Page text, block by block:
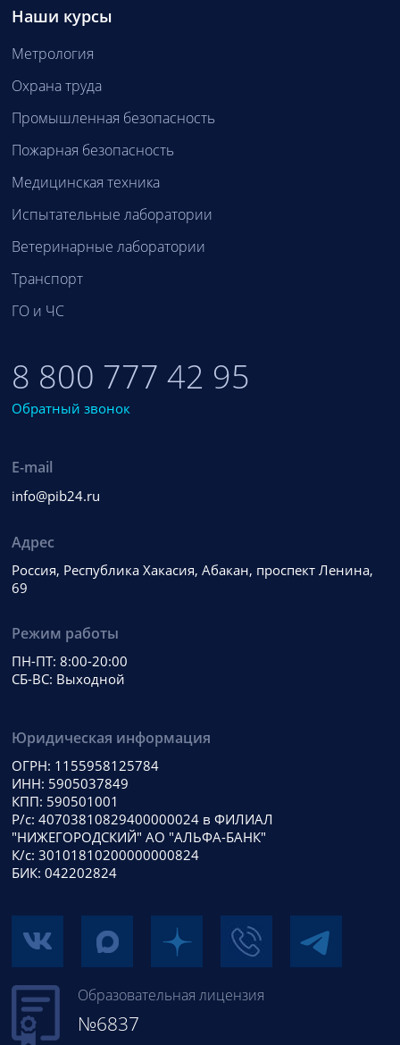
Наши курсы
Метрология
Охрана труда
Промышленная безопасность
Пожарная безопасность
Медицинская техника
Испытательные лаборатории
Ветеринарные лаборатории
Транспорт
ГО и ЧС
8 800 777 42 95
Обратный звонок
E-mail
info@pib24.ru
Адрес
Россия, Республика Хакасия, Абакан, проспект Ленина,
69
Режим работы
ПН-ПТ: 8:00-20:00
СБ-ВС: Выходной
Юридическая информация
ОГРН: 1155958125784
ИНН: 5905037849
КПП: 590501001
Р/с: 40703810829400000024 в ФИЛИАЛ
"НИЖЕГОРОДСКИЙ" АО "АЛЬФА-БАНК"
К/с: 30101810200000000824
БИК: 042202824
Образовательная лицензия
№6837